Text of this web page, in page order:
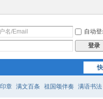
自动
登录
印章 满文百条 祖国颂伴奏 满语书法